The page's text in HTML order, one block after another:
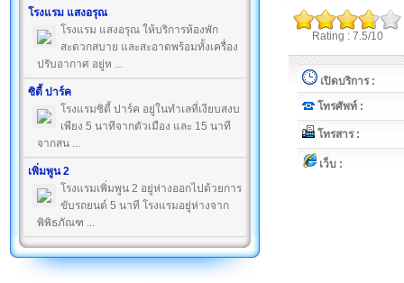
โรงแรม แสงอรุณ
โรงแรม แสงอรุณ ให้บริการห้องพัก
สะดวกสบาย และสะอาดพร้อมทั้งเครื่อง
ปรับอากาศ อยู่ห ...
ซิตี้ ปาร์ค
โรงแรมซิตี้ ปาร์ค อยู่ในทำเลที่เงียบสงบ
เพียง 5 นาทีจากตัวเมือง และ 15 นาที
จากสน ...
เพิ่มพูน 2
โรงแรมเพิ่มพูน 2 อยู่ห่างออกไปด้วยการ
ขับรถยนต์ 5 นาที โรงแรมอยู่ห่างจาก
พิพิธภัณฑ ...
Rating : 7.5/10
เปิดบริการ :
โทรศัพท์ :
โทรสาร :
เว็บ :